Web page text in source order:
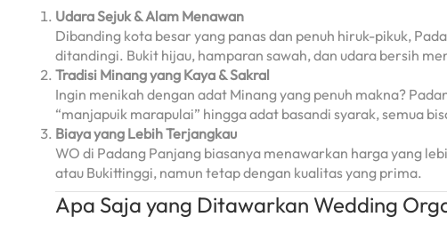
Udara Sejuk & Alam Menawan
Dibanding kota besar yang panas dan penuh hiruk-pikuk,
ditandingi. Bukit hijau, hamparan sawah, dan udara bersih
Tradisi Minang yang Kaya & Sakral
Ingin menikah dengan adat Minang yang penuh makna?
“manjapuik marapulai” hingga adat basandi syarak, semua
Biaya yang Lebih Terjangkau
WO di Padang Panjang biasanya menawarkan harga yang
atau Bukittinggi, namun tetap dengan kualitas yang prima.
Apa Saja yang Ditawarkan Wedding